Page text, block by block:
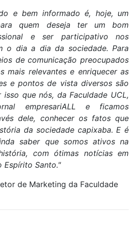
e bem informado é, hoje, um
quem deseja ter um bom
e ser participativo nos
o dia a dia da sociedade. Para
de comunicação preocupados
mais relevantes e enriquecer as
e pontos de vista diversos são
isso que nós, da Faculdade UCL,
empresariALL e ficamos
dele, conhecer os fatos que
da sociedade capixaba. E é
saber que somos ativos na
com ótimas notícias em
Espírito Santo."
de Marketing da Faculdade